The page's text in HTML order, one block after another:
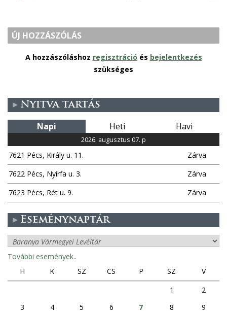
ÚJ HOZZÁSZÓLÁS
A hozzászóláshoz regisztráció és bejelentkezés
szükséges
Nyitva tartás
Napi Heti Havi
2026. augusztus 07. p
7621 Pécs, Király u. 11.
Zárva
7622 Pécs, Nyírfa u. 3.
Zárva
7623 Pécs, Rét u. 9.
Zárva
Eseménynaptár
További események..
H
K SZ CS P SZ
V
1
2
3
4 5 6 7 8
9